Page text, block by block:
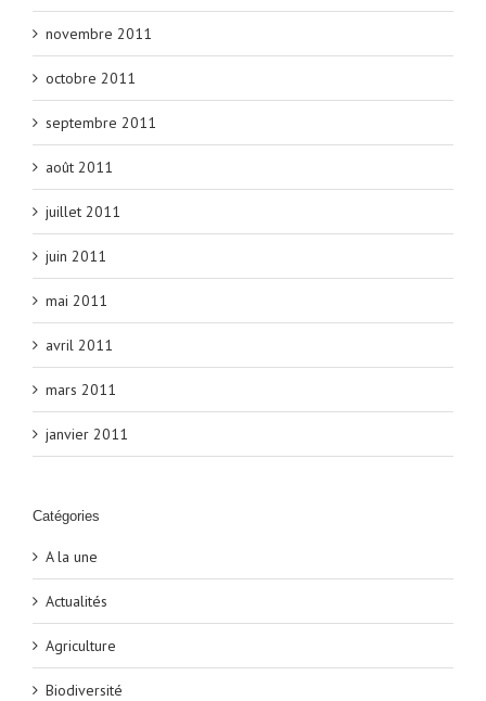
novembre 2011
octobre 2011
septembre 2011
août 2011
juillet 2011
juin 2011
mai 2011
avril 2011
mars 2011
janvier 2011
Catégories
A la une
Actualités
Agriculture
Biodiversité